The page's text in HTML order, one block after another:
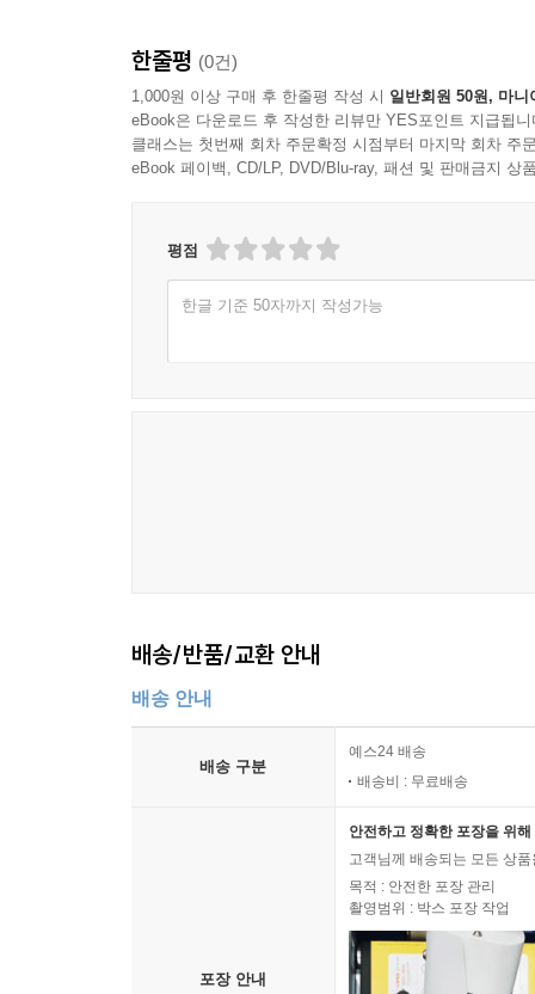
한줄평 (0건)
1,000원 이상 구매 후 한줄평 작성 시 일반회원 50원, 마니
eBook은 다운로드 후 작성한 리뷰만 YES포인트 지급됩니
클래스는 첫번째 회차 주문확정 시점부터 마지막 회차 주
eBook 페이백, CD/LP, DVD/Blu-ray, 패션 및 판매금지 상
평점
한글 기준 50자까지 작성가능
배송/반품/교환 안내
배송 안내
배송 구분
예스24 배송
배송비 : 무료배송
포장 안내
안전하고 정확한 포장을 위
고객님께 배송되는 모든 상
목적 : 안전한 포장 관리
촬영범위 : 박스 포장 작업